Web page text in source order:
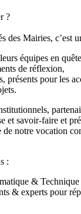
?
des Mairies, c’est
équipes en
de réflexion,
présents pour les
et savoir-faire et
de notre vocation
:
&
& experts pour